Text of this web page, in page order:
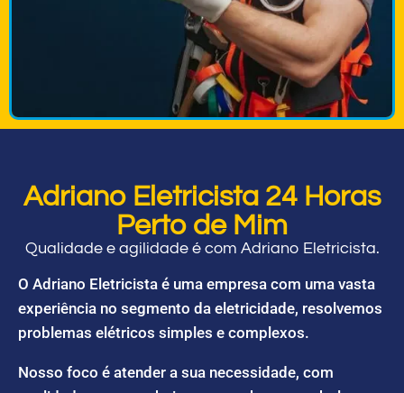
Adriano Eletricista 24 Horas
Perto de Mim
Qualidade e agilidade é com Adriano Eletricista.
O Adriano Eletricista é uma empresa com uma vasta
experiência no segmento da eletricidade, resolvemos
problemas elétricos simples e complexos.
Nosso foco é atender a sua necessidade, com